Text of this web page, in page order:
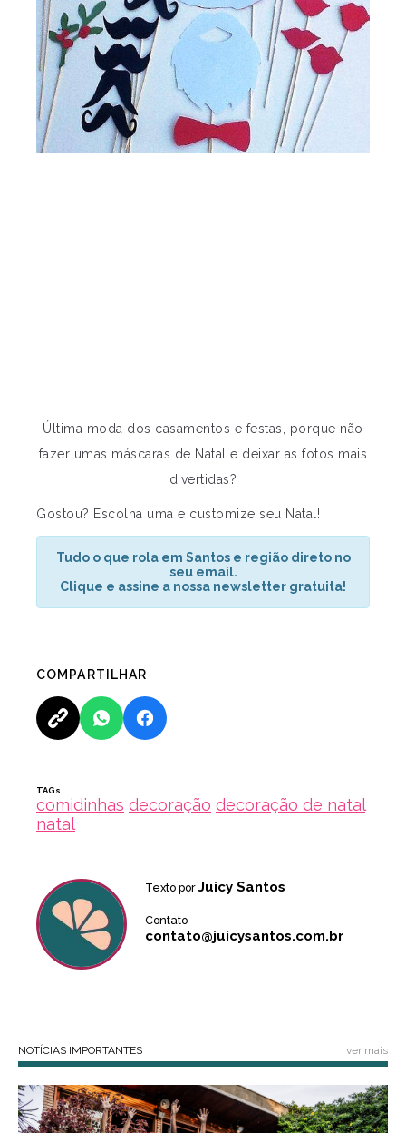
Última moda dos casamentos e festas, porque não
fazer umas máscaras de Natal e deixar as fotos mais
divertidas?
Gostou? Escolha uma e customize seu Natal!
Tudo o que rola em Santos e região direto no
seu email.
Clique e assine a nossa newsletter gratuita!
COMPARTILHAR
TAGs
comidinhas decoração decoração de natal
natal
Texto por Juicy Santos
Contato
contato@juicysantos.com.br
NOTÍCIAS IMPORTANTES ver mais